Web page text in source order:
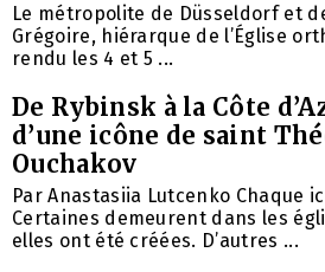
Le métropolite de Düsseldorf et
Grégoire, hiérarque de l’Église
rendu les 4 et 5 ...
De Rybinsk à la Côte
d’une icône de saint
Ouchakov
Par Anastasiia Lutcenko Chaque
Certaines demeurent dans les
elles ont été créées. D’autres ...